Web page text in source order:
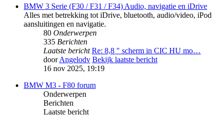
BMW 3 Serie (F30 / F31 / F34) Audio, navigatie en iDrive
Alles met betrekking tot iDrive, bluetooth, audio/video, iPod
aansluitingen en navigatie.
80 Onderwerpen
335 Berichten
Laatste bericht Re: 8,8 " scherm in CIC HU mo…
doorAngelodv Bekijk laatste bericht
16 nov 2025, 19:19
BMW M3 - F80 forum
Onderwerpen
Berichten
Laatste bericht